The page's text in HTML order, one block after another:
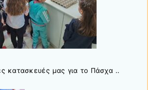
κατασκευές μας για το Πάσχα ..